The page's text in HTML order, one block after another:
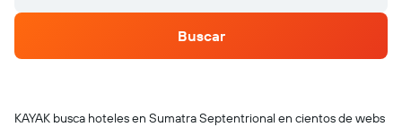
Buscar
KAYAK busca hoteles en Sumatra Septentrional en cientos de webs